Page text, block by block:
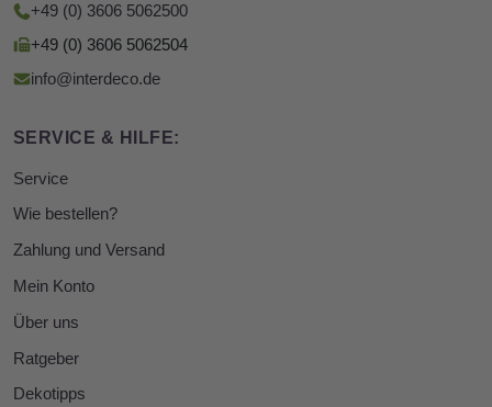
+49 (0) 3606 5062500
+49 (0) 3606 5062504
info@interdeco.de
SERVICE & HILFE:
Service
Wie bestellen?
Zahlung und Versand
Mein Konto
Über uns
Ratgeber
Dekotipps